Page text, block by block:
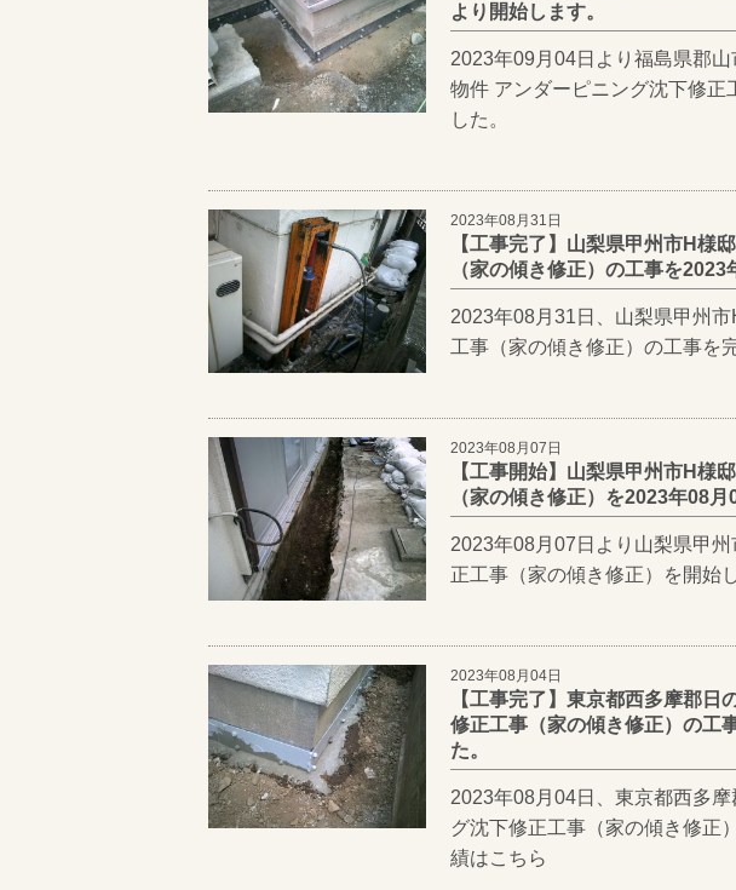
より開始します。
2023年09月04日より福島県郡
物件 アンダーピニング沈下修正
した。
2023年08月31日
【工事完了】山梨県甲州市H様
（家の傾き修正）の工事を2023
2023年08月31日、山梨県甲州
工事（家の傾き修正）の工事を
2023年08月07日
【工事開始】山梨県甲州市H様
（家の傾き修正）を2023年08月
2023年08月07日より山梨県甲
正工事（家の傾き修正）を開始
2023年08月04日
【工事完了】東京都西多摩郡
修正工事（家の傾き修正）の工
た。
2023年08月04日、東京都西多
グ沈下修正工事（家の傾き修正
績はこちら